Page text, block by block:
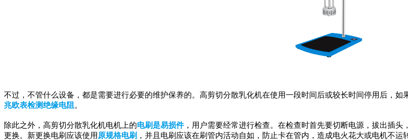
不过，不管什么设备，都是需要进行必要的维护保养的。高剪切分散乳化机在使用一段时间后或较长时间停用后，
兆欧表检测绝缘电阻 。
除此之外，高剪切分散乳化机电机上的电刷是易损件，用户需要经常进行检查。在检查时首先要切断电源，拔出插头
更换。新更换电刷应该使用 原规格电刷 ，并且电刷应该在刷管内活动自如，防止卡在管内，造成电火花大或电机不运